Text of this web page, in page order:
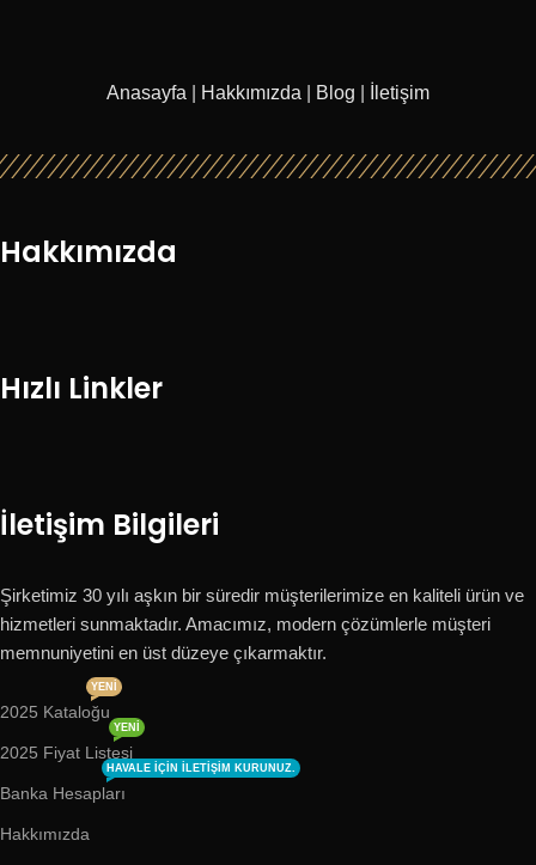
Anasayfa Hakkımızda Blog İletişim
Hakkımızda
Hızlı Linkler
İletişim Bilgileri
Şirketimiz 30 yılı aşkın bir süredir müşterilerimize en kaliteli ürün ve
hizmetleri sunmaktadır. Amacımız, modern çözümlerle müşteri
memnuniyetini en üst düzeye çıkarmaktır.
2025 Kataloğu
YENI
2025 Fiyat Listesi
YENI
Banka Hesapları
HAVALE IÇIN ILETIŞIM KURUNUZ.
Hakkımızda